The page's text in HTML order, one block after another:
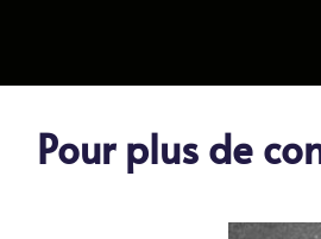
Pour plus de